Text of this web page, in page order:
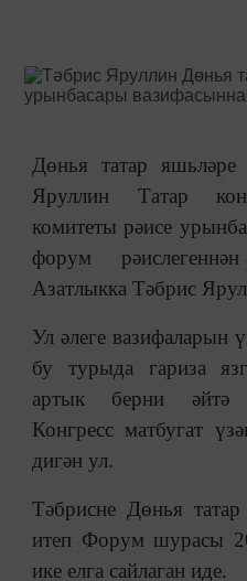
Дөнья татар
Яруллин Татар
комитеты рәисе
форум
Азатлыкка Тәбрис
Ул әлеге вазифаларын
бу турыда гариза
артык берни әйтә
Конгресс матбугат
дигән ул.
Тәбрисне Дөнья
итеп Форум шурасы
ике елга сайлаган иде.